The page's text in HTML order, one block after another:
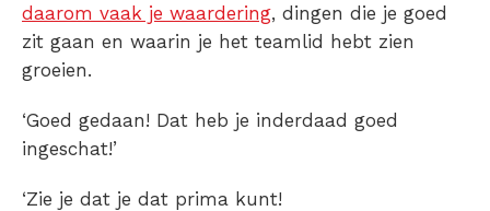
daarom vaak je waardering, dingen die je goed
zit gaan en waarin je het teamlid hebt zien
groeien.
‘Goed gedaan! Dat heb je inderdaad goed
ingeschat!’
‘Zie je dat je dat prima kunt!